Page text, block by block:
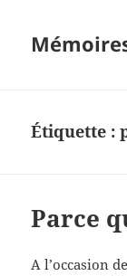
Étiquette :
Parce
A l’occasion